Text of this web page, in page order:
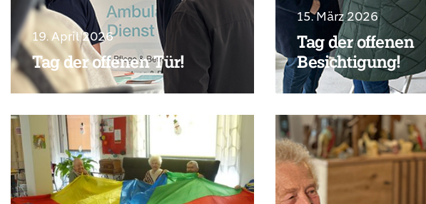
19. April 2026
Tag der offenen Tür!
15. März 2026
Tag der offenen
Besichtigung!